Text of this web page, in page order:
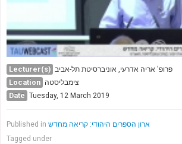
Lecturer(s) פרופ' אריה אדרעי, אוניברסיטת תל-אביב
Location צימבליסטה
Date Tuesday, 12 March 2019
Published in ארון הספרים היהודי: קריאה מחדש
Tagged under